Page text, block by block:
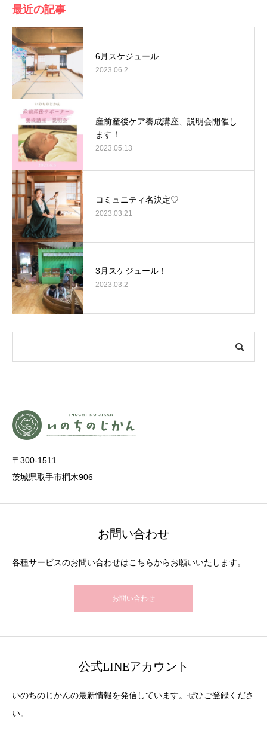
最近の記事
6月スケジュール
2023.06.2
産前産後ケア養成講座、説明会開催し
ます！
2023.05.13
コミュニティ名決定♡
2023.03.21
3月スケジュール！
2023.03.2
〒300-1511
茨城県取手市椚木906
お問い合わせ
各種サービスのお問い合わせはこちらからお願いいたします。
お問い合わせ
公式LINEアカウント
いのちのじかんの最新情報を発信しています。ぜひご登録くださ
い。